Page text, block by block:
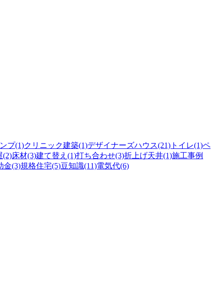
プ(1)クリニック建築(1)デザイナーズハウス(21) トイレ(1)ペ
(2)床材(3)建て替え(1)打ち合わせ(3)折上げ天井(1)施工事例
金(3)規格住宅(5)豆知識(11)電気代(6)